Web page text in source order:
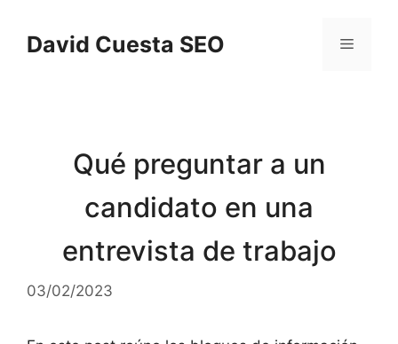
David Cuesta SEO Menú
Qué preguntar a un
candidato en una
entrevista de trabajo
03/02/2023